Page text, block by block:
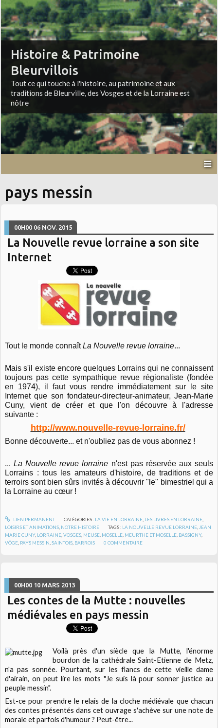
Histoire & Patrimoine
Bleurvillois
Tout ce qui touche à l'histoire, au patrimoine et aux
traditions de Bleurville, des Vosges et de la Lorraine est
nôtre
pays messin
00H00 06 NOV. 2015
La Nouvelle revue lorraine a son site
Internet
Tout le monde connaîtLa Nouvelle revue lorraine...
Mais s'il existe encore quelques Lorrains qui ne connaissent
toujours pas cette sympathique revue régionaliste (fondée
en 1974), il faut vous rendre immédiatement sur le site
Internet que son fondateur-directeur-animateur, Jean-Marie
Cuny, vient de créer et que l'on découvre à l'adresse
suivante :
http://www.nouvelle-revue-lorraine.fr/
Bonne découverte... et n'oubliez pas de vous abonnez !
...La Nouvelle revue lorraine n'est pas réservée aux seuls
Lorrains : tous les amateurs d'histoire, de traditions et de
terroirs sont bien sûrs invités à découvrir "le" bimestriel qui a
la Lorraine au cœur !
LIEN PERMANENT CATÉGORIES : LA VIE EN LORRAINE, LES LIVRES EN LORRAINE,
LOISIRS ET ANIMATIONS, NOTRE HISTOIRE TAGS : LA NOUVELLE REVUE LORRAINE,JEAN
MARIE CUNY, LORRAINE,VOSGES, MEUSE, MOSELLE, MEURTHE ET MOSELLE, BASSIGNY,
VÔGE, PAYS MESSIN,SAINTOIS, BARROIS 0 COMMENTAIRE
00H00 10 MARS 2013
Les contes de la Mutte : nouvelles
médiévales en pays messin
Voilà près d'un siècle que la Mutte, l'énorme
bourdon de la cathédrale Saint-Etienne de Metz,
n'a pas sonnée. Pourtant, sur les flancs de cette vieille dame
d'airain, on peut lire les mots "Je suis là pour sonner justice au
peuple messin".
Est-ce pour prendre le relais de la cloche médiévale que chacun
des contes présentés dans cet ouvrage s'achève sur une note de
morale et parfois d'humour ? Peut-être...